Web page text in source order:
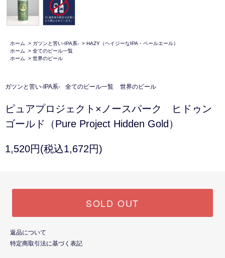
ホーム > ガツンと苦い-IPA系- > HAZY（ヘイジーなIPA・ペールエール）
ホーム
> 全てのビール一覧
ホーム
> 世界のビール
ガツンと苦い-IPA系- 全てのビール一覧 世界のビール
ピュアプロジェクト×ノースパーク ヒドゥン
ゴールド（Pure Project Hidden Gold）
1,520円(税込1,672円)
SOLD OUT
返品について
特定商取引法に基づく表記